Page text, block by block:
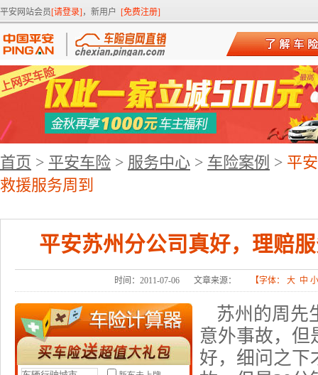
平安网站会员[请登录] ，新用户 [免费注册]
首页 > 平安车险 > 服务中心 > 车险案例 > 平
救援服务周到
平安苏州分公司真好，理赔
时间：2011-07-06 文章来源： 【字体： 大 中 小
苏州的周先
意外事故，但
好，细问之下